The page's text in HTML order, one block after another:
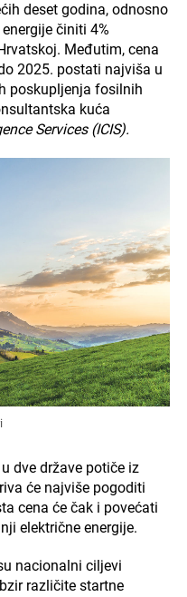
deset godina, odnosno
činiti 4%
Međutim, cena
2025. postati najviša u
poskupljenja fosilnih
kuća
Services (ICIS).
dve države potiče iz
će najviše pogoditi
cena će čak i povećati
električne energije.
nacionalni ciljevi
različite startne